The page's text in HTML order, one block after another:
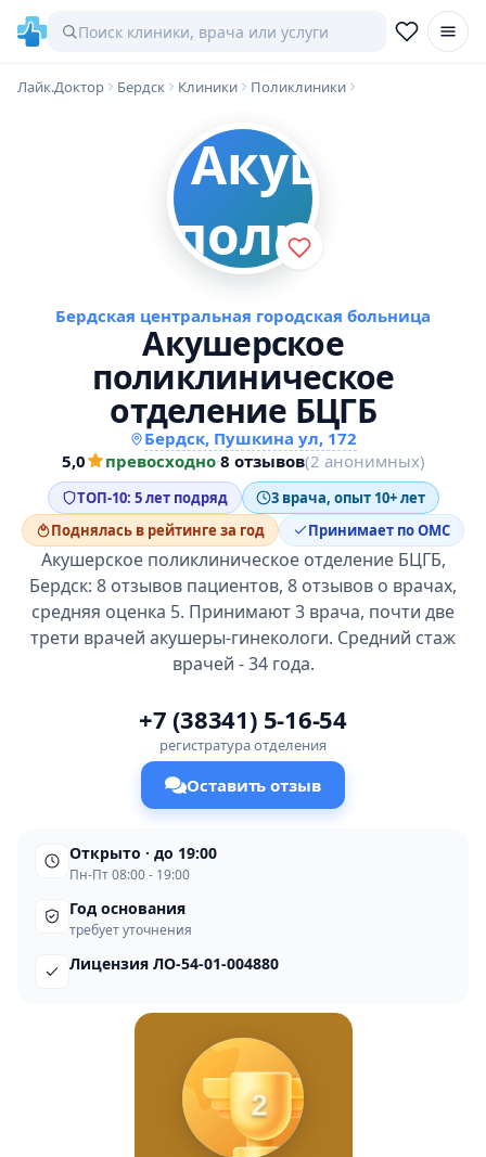
Лайк.Доктор Бердск Клиники Поликлиники
Бердская центральная городская больница
Акушерское
поликлиническое
отделение БЦГБ
Бердск, Пушкина ул, 172
5,0
превосходно·8 отзывов(2 анонимных)
ТОП-10: 5 лет подряд
3 врача, опыт 10+ лет
Поднялась в рейтинге за год
Принимает по ОМС
Акушерское поликлиническое отделение БЦГБ,
Бердск: 8 отзывов пациентов, 8 отзывов о врачах,
средняя оценка 5. Принимают 3 врача, почти две
трети врачей акушеры-гинекологи. Средний стаж
врачей - 34 года.
+7 (38341) 5-16-54
регистратура отделения
Оставить отзыв
Открыто · до 19:00
Пн-Пт 08:00 - 19:00
Год основания
требует уточнения
Лицензия ЛО-54-01-004880
2